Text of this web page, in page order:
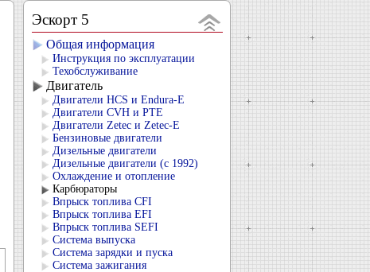
Эскорт 5
Общая информация
Инструкция по эксплуатации
Техобслуживание
Двигатель
Двигатели HCS и Endura-E
Двигатели CVH и РТЕ
Двигатели Zetec и Zetec-E
Бензиновые двигатели
Дизельные двигатели
Дизельные двигатели (с 1992)
Охлаждение и отопление
Карбюраторы
Впрыск топлива CFI
Впрыск топлива EFI
Впрыск топлива SEFI
Система выпуска
Система зарядки и пуска
Система зажигания